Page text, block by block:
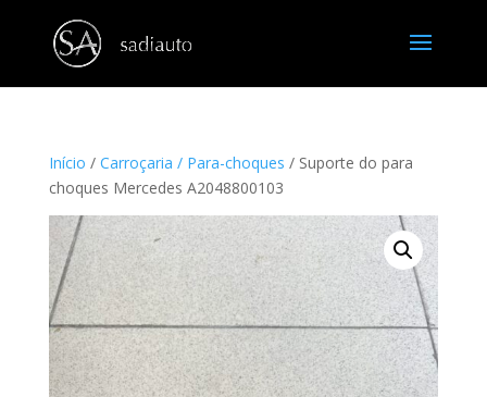
Início / Carroçaria / Para-choques / Suporte do para
choques Mercedes A2048800103